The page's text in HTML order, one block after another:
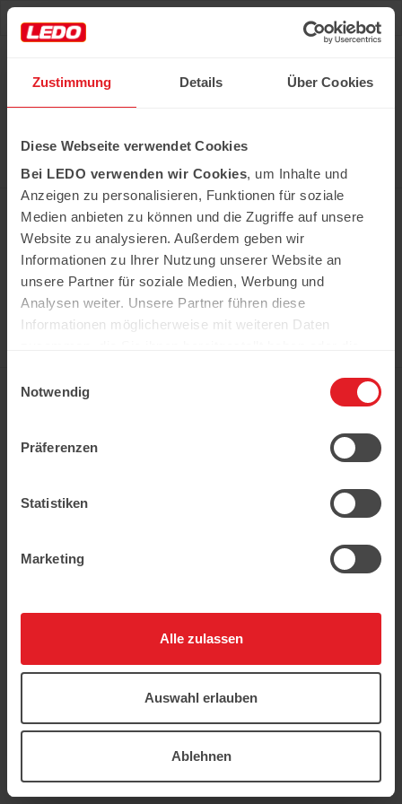
Zustimmung Details Über Cookies
Diese Webseite verwendet Cookies
Bei LEDO verwenden wir Cookies, um Inhalte und
Anzeigen zu personalisieren, Funktionen für soziale
Medien anbieten zu können und die Zugriffe auf unsere
Website zu analysieren. Außerdem geben wir
Informationen zu Ihrer Nutzung unserer Website an
unsere Partner für soziale Medien, Werbung und
Analysen weiter. Unsere Partner führen diese
Informationen möglicherweise mit weiteren Daten
haben.
Notwendig
Präferenzen
Statistiken
Marketing
Alle zulassen
Auswahl erlauben
Ablehnen
Alle notwendigen Produkte können Sie im Netzwerk
unserer Supermärkte Ledo kaufen
Erfahren Sie mehr
In der Kühweid 2a D-76661 Philippsburg-
Huttenheim
ledo.informiert@ledo-markt.de
der gesamte Inhalt sind urheberrechtlich
geschützt.